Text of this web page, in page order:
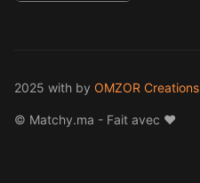
2025 with by OMZOR Creations
© Matchy.ma - Fait avec ❤️